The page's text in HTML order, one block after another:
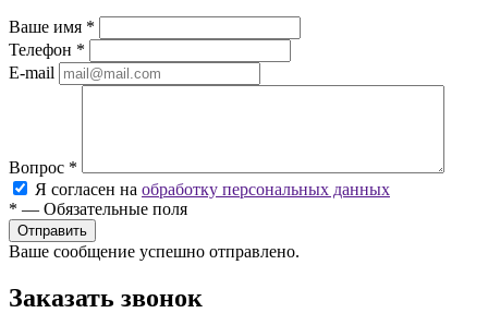
Ваше имя *
Телефон *
E-mail
Вопрос *
Я согласен на обработку персональных данных
* — Обязательные поля
Ваше сообщение успешно отправлено.
Заказать звонок